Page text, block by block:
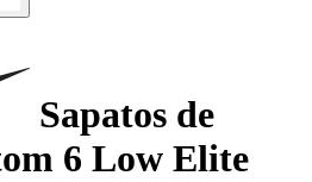
Sapatos de
6 Low Elite